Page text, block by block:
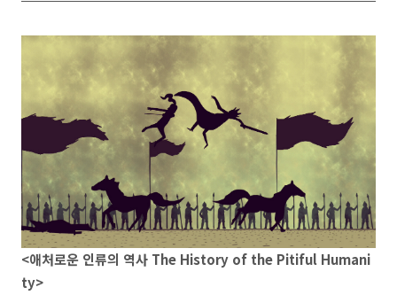
<애처로운 인류의 역사 The History of the Pitiful Humani
ty>